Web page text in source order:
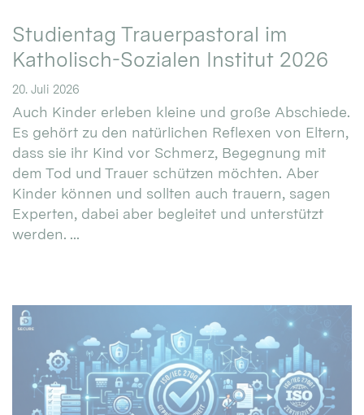
Studientag Trauerpastoral im
Katholisch-Sozialen Institut 2026
20. Juli 2026
Auch Kinder erleben kleine und große Abschiede.
Es gehört zu den natürlichen Reflexen von Eltern,
dass sie ihr Kind vor Schmerz, Begegnung mit
dem Tod und Trauer schützen möchten. Aber
Kinder können und sollten auch trauern, sagen
Experten, dabei aber begleitet und unterstützt
werden. ...